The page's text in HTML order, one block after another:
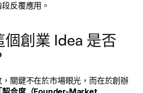
反覆應用。
個創業 Idea 是否
關鍵不在於市場眼光，而在於創辦